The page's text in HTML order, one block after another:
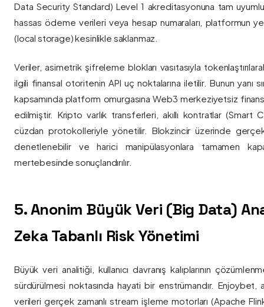
Data Security Standard) Level 1 akreditasyonuna tam
hassas ödeme verileri veya hesap numaraları, platformun
(local storage) kesinlikle saklanmaz.
Veriler, asimetrik şifreleme blokları vasıtasıyla
ilgili finansal otoritenin API uç noktalarına iletilir. Bunun yanı
kapsamında platform omurgasına Web3 merkeziyetsiz
edilmiştir. Kripto varlık transferleri, akıllı kontratlar (Smart
cüzdan protokolleriyle yönetilir. Blokzincir üzerinde
denetlenebilir ve harici manipülasyonlara tamamen
mertebesinde sonuçlandırılır.
5. Anonim Büyük Veri (Big Data)
Zeka Tabanlı Risk Yönetimi
Büyük veri analitiği, kullanıcı davranış kalıplarının
sürdürülmesi noktasında hayati bir enstrümandır. Enjoybet,
verileri gerçek zamanlı stream işleme motorları (Apache Flink